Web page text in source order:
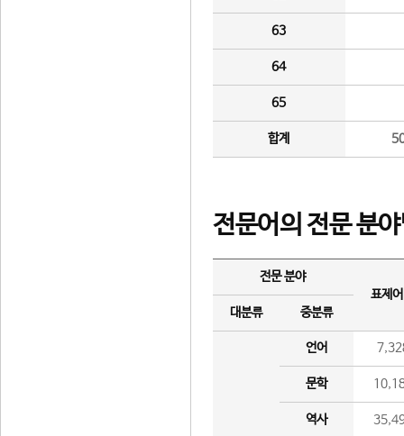
63
64
65
합계
전문어의 전문 분
전문 분야
표제
대분류
중분류
언어
문학
역사